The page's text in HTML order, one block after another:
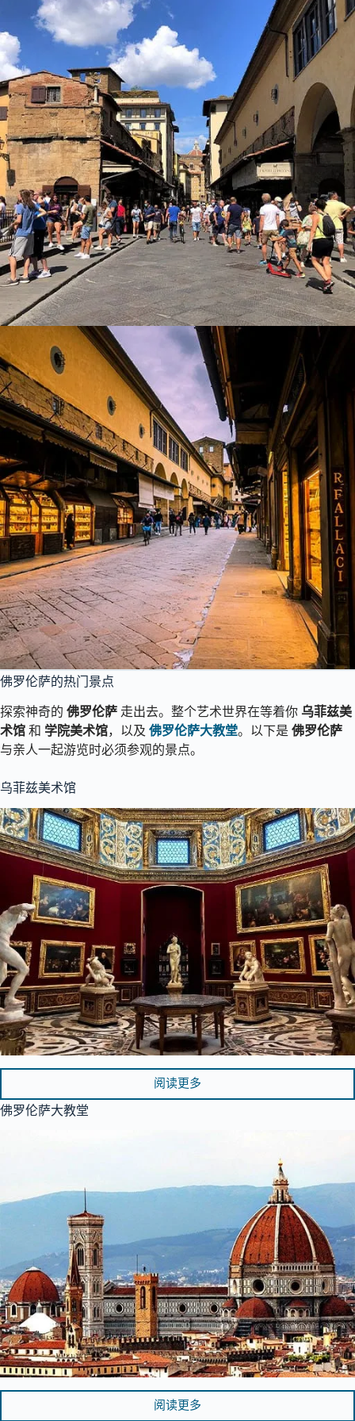
佛罗伦萨的热门景点
探索神奇的 佛罗伦萨 走出去。整个艺术世界在等着你 乌菲兹美
术馆 和 学院美术馆，以及 佛罗伦萨大教堂。以下是 佛罗伦萨
与亲人一起游览时必须参观的景点。
乌菲兹美术馆
阅读更多
佛罗伦萨大教堂
阅读更多